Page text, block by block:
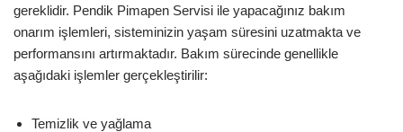
gereklidir. Pendik Pimapen Servisi ile yapacağınız bakım
onarım işlemleri, sisteminizin yaşam süresini uzatmakta ve
performansını artırmaktadır. Bakım sürecinde genellikle
aşağıdaki işlemler gerçekleştirilir:
Temizlik ve yağlama